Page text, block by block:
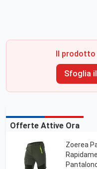
Il prodotto
Sfoglia
Offerte Attive Ora
Zoerea